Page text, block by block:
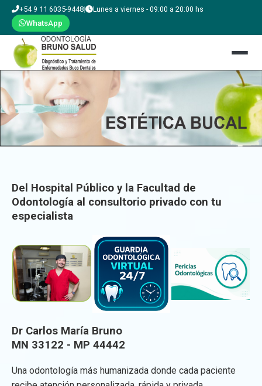
+54 9 11 6035-9448| Lunes a viernes - 09:00 a 20:00 hs
WhatsApp
Del Hospital Público y la Facultad de
Odontología al consultorio privado con tu
especialista
Dr Carlos María Bruno
MN 33122 - MP 44442
Una odontología más humanizada donde cada paciente